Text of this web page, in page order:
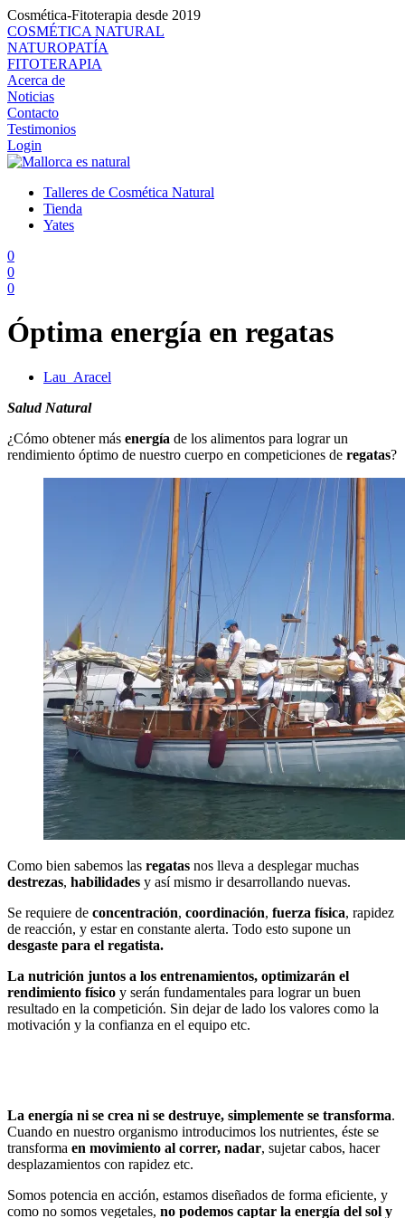
Cosmética-Fitoterapia desde 2019
COSMÉTICA NATURAL
NATUROPATÍA
FITOTERAPIA
Acerca de
Noticias
Contacto
Testimonios
Login
Talleres de Cosmética Natural
Tienda
Yates
0
0
0
Óptima energía en regatas
Lau_Aracel
Salud Natural
¿Cómo obtener más energía de los alimentos para lograr un
rendimiento óptimo de nuestro cuerpo en competiciones de regatas?
Como bien sabemos las regatas nos lleva a desplegar muchas
destrezas, habilidades y así mismo ir desarrollando nuevas.
Se requiere de concentración, coordinación, fuerza física, rapidez
de reacción, y estar en constante alerta. Todo esto supone un
desgaste para el regatista.
La nutrición juntos a los entrenamientos, optimizarán el
rendimiento físico y serán fundamentales para lograr un buen
resultado en la competición. Sin dejar de lado los valores como la
motivación y la confianza en el equipo etc.
La energía ni se crea ni se destruye, simplemente se transforma.
Cuando en nuestro organismo introducimos los nutrientes, éste se
transforma en movimiento al correr, nadar, sujetar cabos, hacer
desplazamientos con rapidez etc.
Somos potencia en acción, estamos diseñados de forma eficiente, y
como no somos vegetales, no podemos captar la energía del sol y